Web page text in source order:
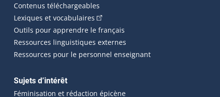
Contenus téléchargeables
Lexiques et vocabulaires (Cet hyperlien externe s'ouvrira
Outils pour apprendre le français
Ressources linguistiques externes
Ressources pour le personnel enseignant
Sujets d’intérêt
Féminisation et rédaction épicène